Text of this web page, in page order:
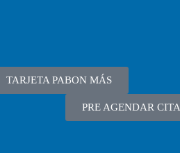
TARJETA PABON MÁS
PRE AGENDAR CITA